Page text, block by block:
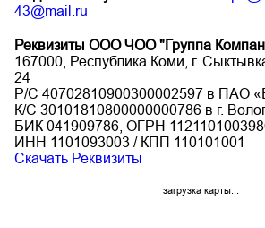
43@mail.ru
Реквизиты ООО ЧОО "Группа
167000, Республика Коми, г.
24
Р/С 40702810900300002597 в ПАО
К/С 30101810800000000786 в г.
БИК 041909786, ОГРН
ИНН 1101093003 / КПП 110101001
Скачать Реквизиты
загрузка карты...